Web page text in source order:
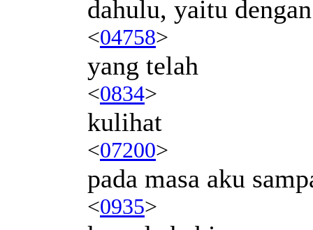
dahulu, yaitu
<04758>
yang telah
<0834>
kulihat
<07200>
pada masa aku
<0935>